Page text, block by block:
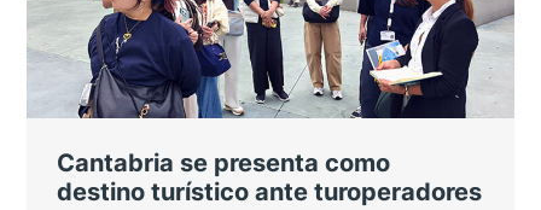
Pablo Alomar es nombrado Embajador de
Buena Voluntad por su labor pionera de
difusión del sake en nuestro país
Cantabria se presenta como
destino turístico ante turoperadores